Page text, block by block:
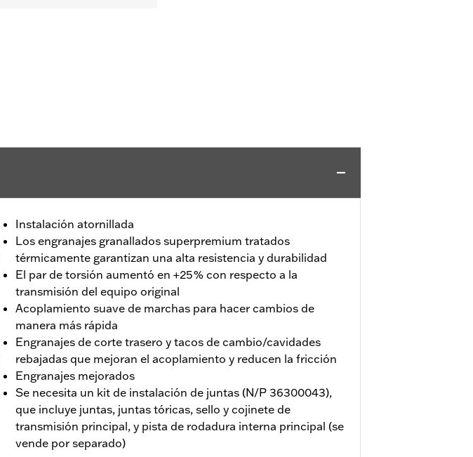
Instalación atornillada
Los engranajes granallados superpremium tratados
térmicamente garantizan una alta resistencia y durabilidad
El par de torsión aumentó en +25 % con respecto a la
transmisión del equipo original
Acoplamiento suave de marchas para hacer cambios de
manera más rápida
Engranajes de corte trasero y tacos de cambio/cavidades
rebajadas que mejoran el acoplamiento y reducen la fricción
Engranajes mejorados
Se necesita un kit de instalación de juntas (N/P 36300043),
que incluye juntas, juntas tóricas, sello y cojinete de
transmisión principal, y pista de rodadura interna principal (se
vende por separado)